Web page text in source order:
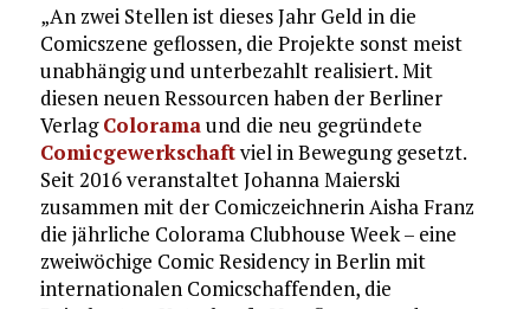
„An zwei Stellen ist dieses Jahr Geld in die
Comicszene geflossen, die Projekte sonst meist
unabhängig und unterbezahlt realisiert. Mit
diesen neuen Ressourcen haben der Berliner
VerlagColoramaund die neu gegründete
Comicgewerkschaftviel in Bewegung gesetzt.
Seit 2016 veranstaltet Johanna Maierski
zusammen mit der Comiczeichnerin Aisha Franz
die jährliche Colorama Clubhouse Week – eine
zweiwöchige Comic Residency in Berlin mit
internationalen Comicschaffenden, die